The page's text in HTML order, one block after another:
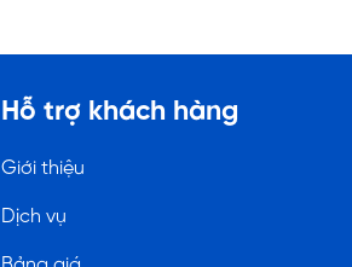
Hỗ trợ khách hàng
Giới thiệu
Dịch vụ